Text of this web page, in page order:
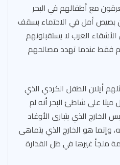
مع أطفالهم في البحر
بصيص أمل في الاحتماء بسقف
العرب لا يستقبلونهم
فقط عندما تهدد مصالحهم
أيلان الطفل الكردي الذي
على شاطئ البحر أنه لم
الخارج الذي يتبارى الأوغاد
هو الخارج الذي يتماهى
ملجأ غيرها في ظل القذارة